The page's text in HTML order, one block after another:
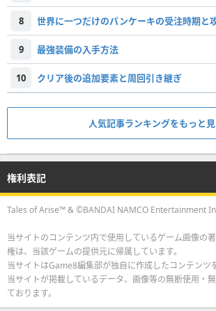
8
9 最強装備の入手方法
10 クリア後の追加要素と周回引き継ぎ
人気記事ランキングをもっと
権利表記
Tales of Arise™ & ©BANDAI NAMCO Entertainment
当サイトのコンテンツ内で使用しているゲーム画像の
権は、当該ゲームの提供元に帰属しています。
当サイトはGame8編集部が独自に作成したコンテンツ
当サイトが掲載しているデータ、画像等の無断使用・
ております。